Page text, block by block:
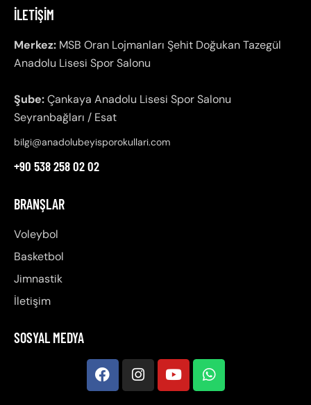
İLETIŞIM
Merkez: MSB Oran Lojmanları Şehit Doğukan Tazegül
Anadolu Lisesi Spor Salonu
Şube:Çankaya Anadolu Lisesi Spor Salonu
Seyranbağları / Esat
bilgi@anadolubeyisporokullari.com
+90 538 258 02 02
BRANŞLAR
Voleybol
Basketbol
Jimnastik
İletişim
SOSYAL MEDYA